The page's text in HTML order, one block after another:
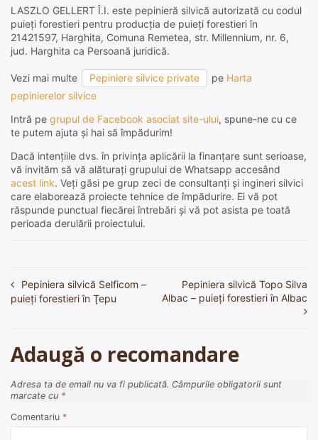
LASZLO GELLERT Î.I. este pepinieră silvică autorizată cu codul
puieți forestieri pentru producția de puieți forestieri în
21421597, Harghita, Comuna Remetea, str. Millennium, nr. 6,
jud. Harghita ca Persoană juridică.
Vezi mai multe Pepiniere silvice private pe Harta
pepinierelor silvice
Intră pe grupul de Facebook asociat site-ului, spune-ne cu ce
te putem ajuta și hai să împădurim!
Dacă intențiile dvs. în privința aplicării la finanțare sunt serioase,
vă invităm să vă alăturați grupului de Whatsapp accesând
acest link. Veți găsi pe grup zeci de consultanți și ingineri silvici
care elaborează proiecte tehnice de împădurire. Ei vă pot
răspunde punctual fiecărei întrebări și vă pot asista pe toată
perioada derulării proiectului.
Navigare
Pepiniera silvică Selficom –
puieți forestieri în Ţepu
Pepiniera silvică Topo Silva
Albac – puieți forestieri în Albac
Adaugă o recomandare
Adresa ta de email nu va fi publicată. Câmpurile obligatorii sunt
marcate cu *
Comentariu *